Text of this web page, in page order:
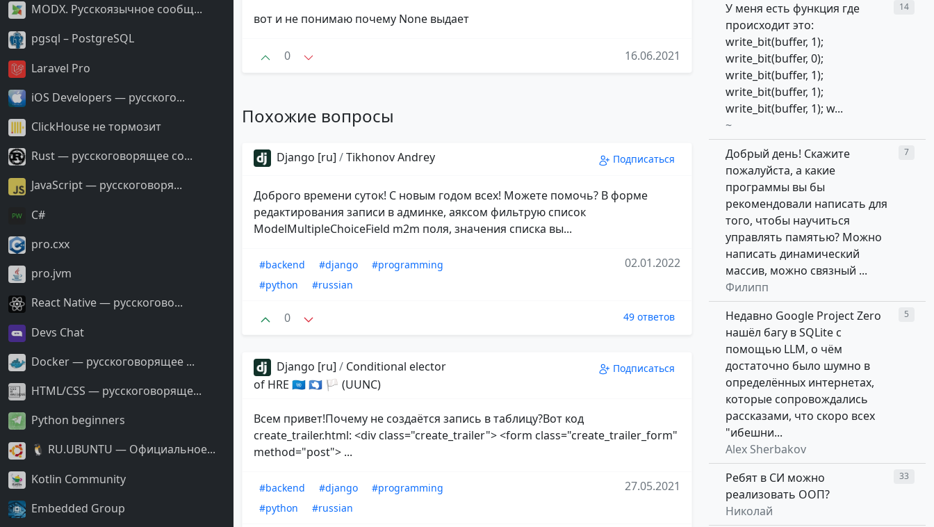
MODX. Русскоязычное сообщ...
pgsql – PostgreSQL
Laravel Pro
iOS Developers — русского...
ClickHouse не тормозит
Rust — русскоговорящее со...
JavaScript — русскоговоря...
С#
pro.cxx
pro.jvm
React Native — русскогово...
Devs Chat
Docker — русскоговорящее ...
HTML/CSS — русскоговоряще...
Python beginners
🐧 RU.UBUNTU — Официальное...
Kotlin Community
Embedded Group
вот и не понимаю почему None выдает
0 16.06.2021
Похожие вопросы
Django [ru] /Tikhonov Andrey Подписаться
Доброго времени суток! С новым годом всех! Можете помочь? В форме
редактирования записи в админке, аяксом фильтрую список
ModelMultipleChoiceField m2m поля, значения списка вы...
#backend #django
#programming
#python
#russian
02.01.2022
0 49 ответов
Django [ru] / Conditional elector
of HRE 🇺🇳 🇦🇶 🏳 (UUNC)
Подписаться
Всем привет!Почему не создаётся запись в таблицу?Вот код
create_trailer.html: <div class="create_trailer"> <form class="create_trailer_form"
method="post"> ...
#backend #django
#programming
#python
#russian
27.05.2021
У меня есть функция где
происходит это:
write_bit(buffer, 1);
write_bit(buffer, 0);
write_bit(buffer, 1);
write_bit(buffer, 1);
write_bit(buffer, 1); w...
~
14
Добрый день! Скажите
пожалуйста, а какие
программы вы бы
рекомендовали написать для
того, чтобы научиться
управлять памятью? Можно
написать динамический
массив, можно связный ...
Филипп
7
Недавно Google Project Zero
нашёл багу в SQLite с
помощью LLM, о чём
достаточно было шумно в
определённых интернетах,
которые сопровождались
рассказами, что скоро всех
"ибешни...
Alex Sherbakov
5
Ребят в СИ можно
реализовать ООП?
Николай
33